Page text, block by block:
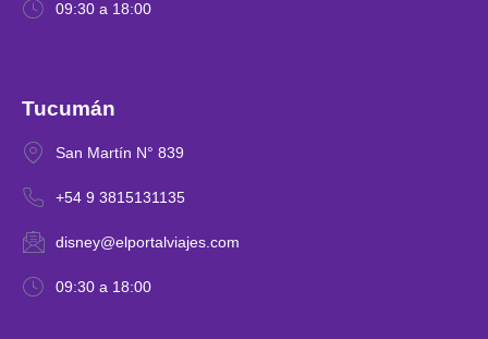
09:30 a 18:00
Tucumán
San Martín N° 839
+54 9 3815131135
disney@elportalviajes.com
09:30 a 18:00